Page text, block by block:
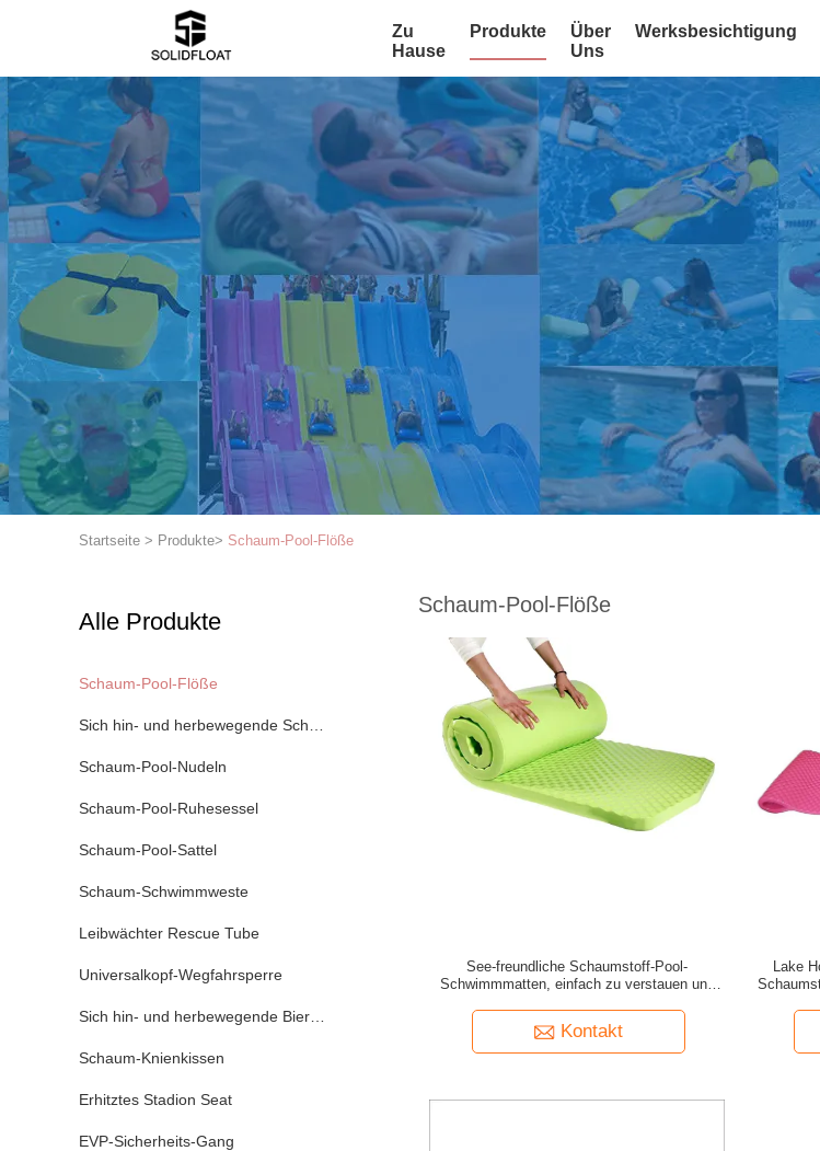
Zu
Hause
Produkte
Über
Uns
Werksbesichtigung
Startseite > Produkte> Schaum-Pool-Flöße
Alle Produkte
Schaum-Pool-Flöße
Schaum-Pool-Nudeln
Schaum-Pool-Ruhesessel
Schaum-Pool-Sattel
Schaum-Schwimmweste
Leibwächter Rescue Tube
Universalkopf-Wegfahrsperre
Schaum-Knienkissen
Erhitztes Stadion Seat
EVP-Sicherheits-Gang
Schaum-Pool-Flöße
See-freundliche Schaumstoff-Pool-
Schwimmmatten, einfach zu verstauen und
Kontakt
Lake